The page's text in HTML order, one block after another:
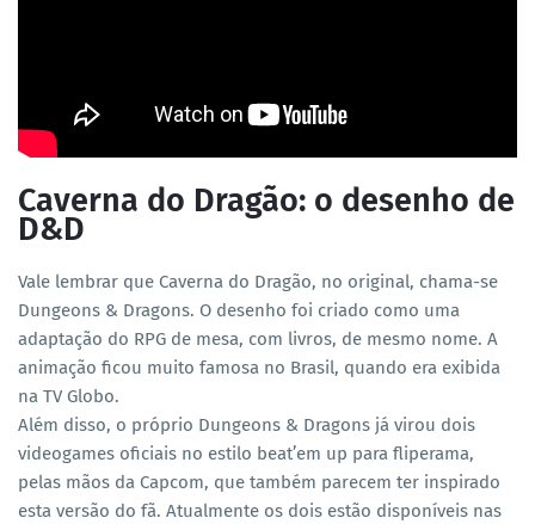
Caverna do Dragão: o desenho de
D&D
Vale lembrar que Caverna do Dragão, no original, chama-se
Dungeons & Dragons. O desenho foi criado como uma
adaptação do RPG de mesa, com livros, de mesmo nome. A
animação ficou muito famosa no Brasil, quando era exibida
na TV Globo.
Além disso, o próprio Dungeons & Dragons já virou dois
videogames oficiais no estilo beat’em up para fliperama,
pelas mãos da Capcom, que também parecem ter inspirado
esta versão do fã. Atualmente os dois estão disponíveis nas